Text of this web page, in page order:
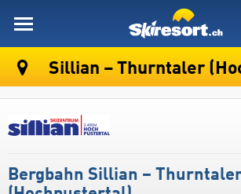
Sillian – Thurntaler
Bergbahn Sillian –